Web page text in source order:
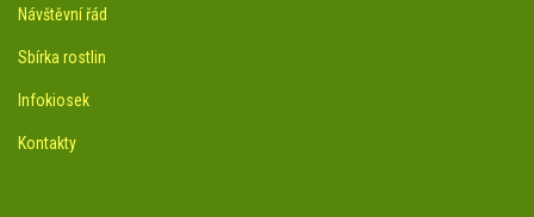
Návštěvní řád
Sbírka rostlin
Infokiosek
Kontakty